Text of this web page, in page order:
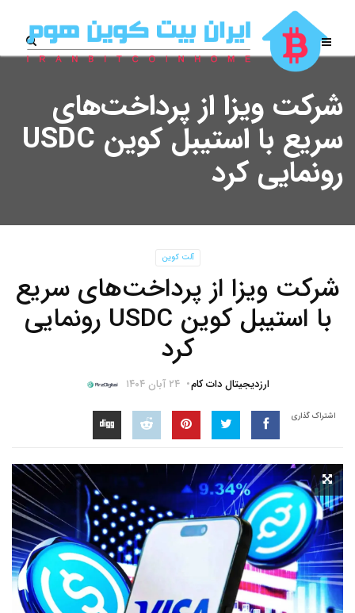
شرکت ویزا از پرداخت‌های
سریع با استیبل کوین USDC
رونمایی کرد
آلت کوین
شرکت ویزا از پرداخت‌های سریع
با استیبل کوین USDC رونمایی
کرد
ارزدیجیتال دات کام ۲۴ آبان ۱۴۰۴
اشتراک گذاری